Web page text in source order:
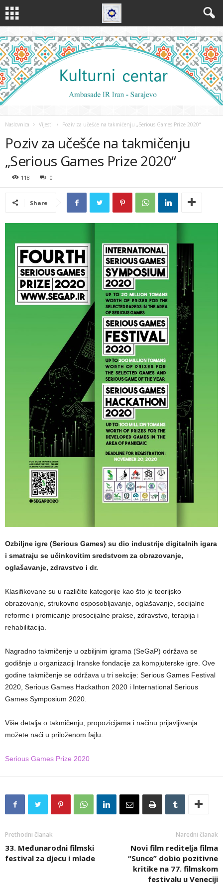
Naslovnica Vijesti Poziv za učešće na takmičenju „Serious Games Prize 2020“
Poziv za učešće na takmičenju
„Serious Games Prize 2020“
118 0
Share
Ozbiljne igre (Serious Games) su dio industrije digitalnih igara
i smatraju se učinkovitim sredstvom za obrazovanje,
oglašavanje, zdravstvo i dr.
Klasifikovane su u različite kategorije kao što je teorijsko
obrazovanje, strukovno osposobljavanje, oglašavanje, socijalne
reforme i promicanje prosocijalne prakse, zdravstvo, terapija i
rehabilitacija.
Nagradno takmičenje u ozbiljnim igrama (SeGaP) održava se
godišnje u organizaciji Iranske fondacije za kompjuterske igre. Ove
godine takmičenje se održava u tri sekcije: Serious Games Festival
2020, Serious Games Hackathon 2020 i International Serious
Games Symposium 2020.
Više detalja o takmičenju, propozicijama i načinu prijavljivanja
možete naći u priloženom fajlu.
Serious Games Prize 2020
Prethodni članak
33. Međunarodni filmski
festival za djecu i mlade
Naredni članak
Novi film reditelja filma
“Sunce” dobio pozitivne
kritike na 77. filmskom
festivalu u Veneciji